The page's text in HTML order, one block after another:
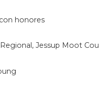
honores
Jessup Moot